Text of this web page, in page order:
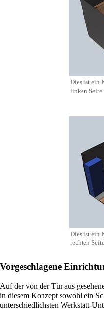
Dies ist ein
linken Seite
Dies ist ein
rechten
Vorgeschlagene
Auf der von der Tür aus
in diesem Konzept sowohl ein
unterschiedlichsten Werkstatt-